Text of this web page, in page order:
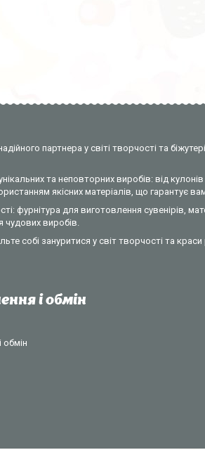
партнера у світі творчості та
та неповторних виробів: від
якісних матеріалів, що гарантує вам
фурнітура для виготовлення сувенірів,
чудових виробів.
собі зануритися у світ творчості та
і обмін
обмін